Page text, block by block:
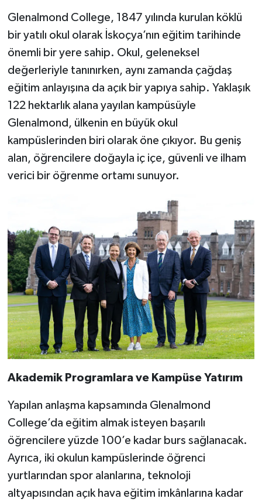
Glenalmond College, 1847 yılında kurulan köklü
bir yatılı okul olarak İskoçya’nın eğitim tarihinde
önemli bir yere sahip. Okul, geleneksel
değerleriyle tanınırken, aynı zamanda çağdaş
eğitim anlayışına da açık bir yapıya sahip. Yaklaşık
122 hektarlık alana yayılan kampüsüyle
Glenalmond, ülkenin en büyük okul
kampüslerinden biri olarak öne çıkıyor. Bu geniş
alan, öğrencilere doğayla iç içe, güvenli ve ilham
verici bir öğrenme ortamı sunuyor.
Akademik Programlara ve Kampüse Yatırım
Yapılan anlaşma kapsamında Glenalmond
College’da eğitim almak isteyen başarılı
öğrencilere yüzde 100’e kadar burs sağlanacak.
Ayrıca, iki okulun kampüslerinde öğrenci
yurtlarından spor alanlarına, teknoloji
altyapısından açık hava eğitim imkânlarına kadar